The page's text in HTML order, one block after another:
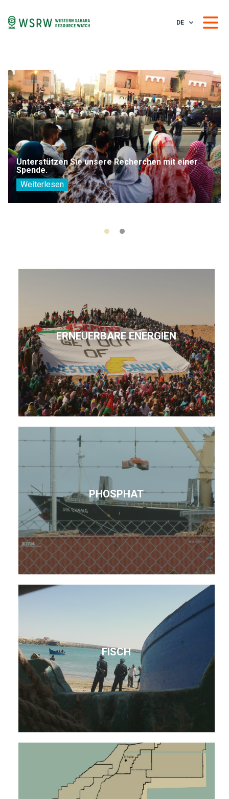
DE
Unterstützen Sie unsere Recherchen mit einer
Spende.
Weiterlesen
ERNEUERBARE ENERGIEN
PHOSPHAT
FISCH